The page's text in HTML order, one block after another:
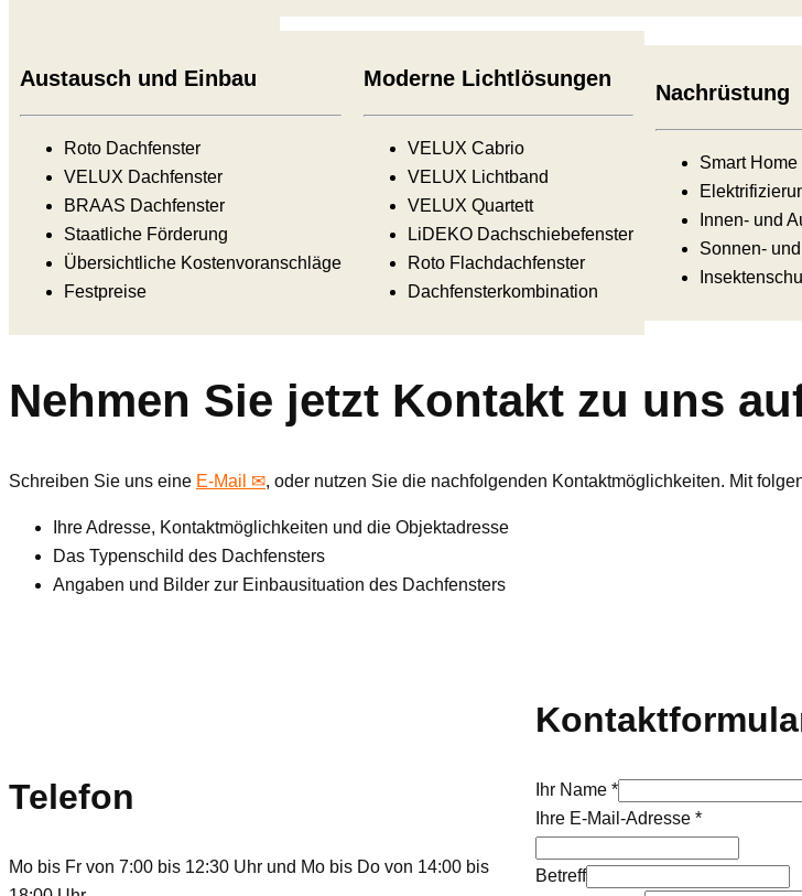
Austausch und Einbau
Roto Dachfenster
VELUX Dachfenster
BRAAS Dachfenster
Staatliche Förderung
Übersichtliche Kostenvoranschläge
Festpreise
Moderne Lichtlösungen
VELUX Cabrio
VELUX Lichtband
VELUX Quartett
LiDEKO Dachschiebefenster
Roto Flachdachfenster
Dachfensterkombination
Nachrüstung
Smart Home
Innen- und
Sonnen-
Nehmen Sie jetzt Kontakt zu uns
Schreiben Sie uns eine E-Mail ✉, oder nutzen Sie die nachfolgenden Kontaktmöglichkeiten. Mit
Ihre Adresse, Kontaktmöglichkeiten und die Objektadresse
Das Typenschild des Dachfensters
Angaben und Bilder zur Einbausituation des Dachfensters
Telefon
Mo bis Fr von 7:00 bis 12:30 Uhr und Mo bis Do von 14:00 bis
Ihr Name*
Ihre E-Mail-Adresse*
Betreff